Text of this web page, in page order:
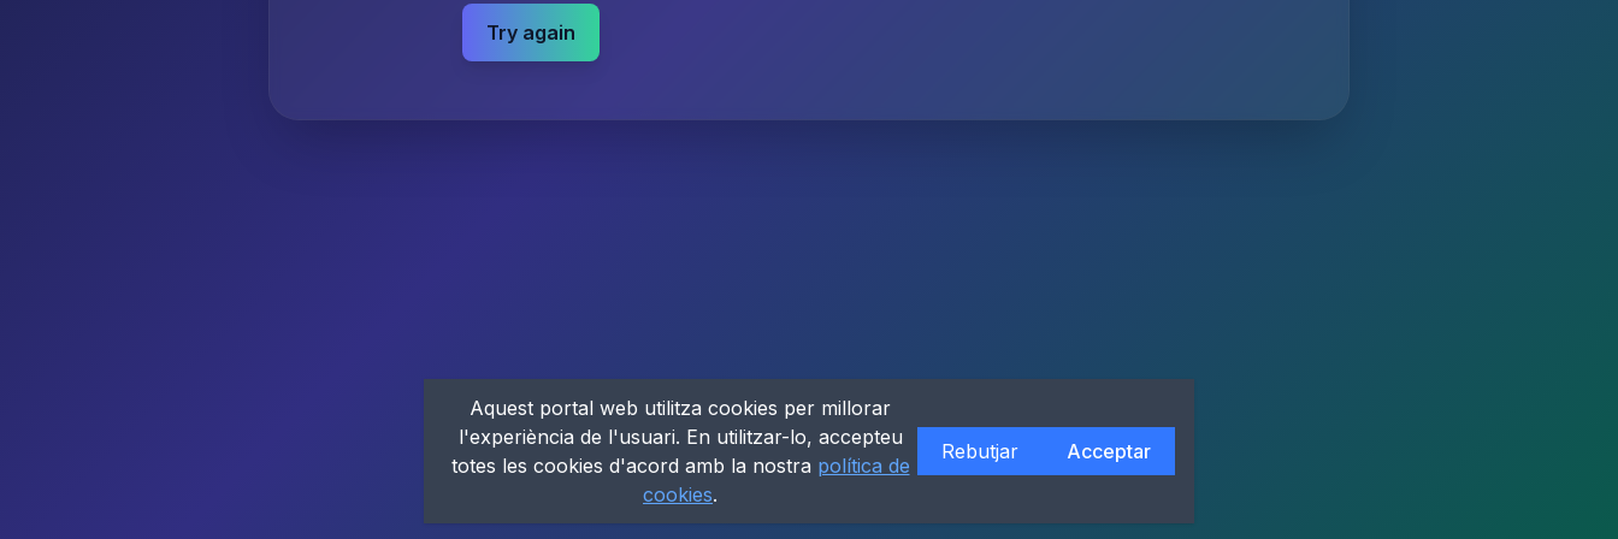
Try again
Aquest portal web utilitza cookies per millorar
l'experiència de l'usuari. En utilitzar-lo, accepteu
totes les cookies d'acord amb la nostra política de
cookies.
Rebutjar Acceptar